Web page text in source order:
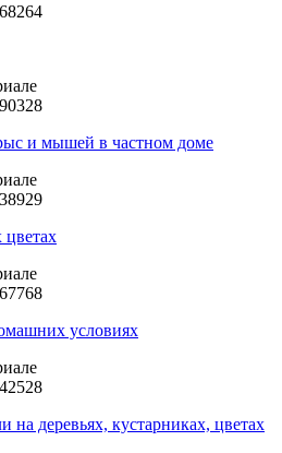
и мышей в частном доме
условиях
на деревьях, кустарниках, цветах